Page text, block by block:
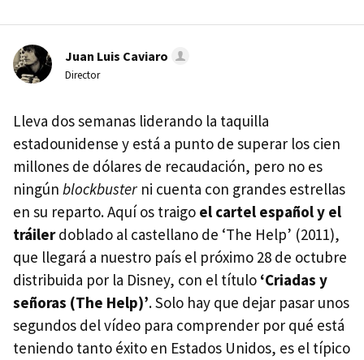
Juan Luis Caviaro
Director
Lleva dos semanas liderando la taquilla
estadounidense y está a punto de superar los cien
millones de dólares de recaudación, pero no es
ningún blockbuster ni cuenta con grandes estrellas
en su reparto. Aquí os traigo el cartel español y el
tráilerdoblado al castellano de ‘The Help’ (2011),
que llegará a nuestro país el próximo 28 de octubre
distribuida por la Disney, con el título ‘Criadas y
señoras (The Help)’. Solo hay que dejar pasar unos
segundos del vídeo para comprender por qué está
teniendo tanto éxito en Estados Unidos, es el típico